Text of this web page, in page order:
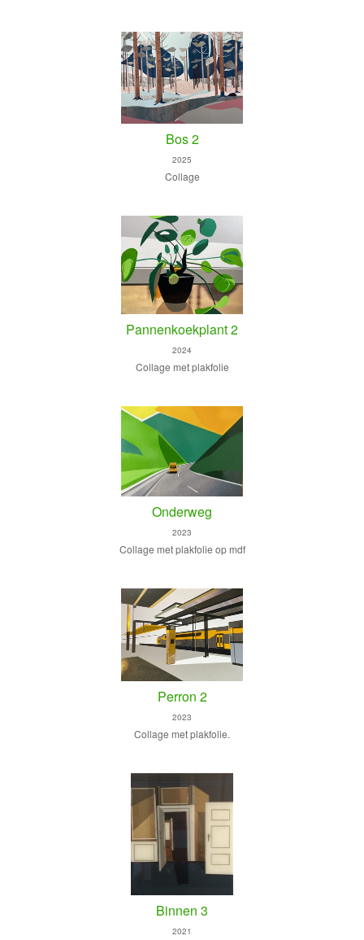
Bos 2
2025
Collage
Pannenkoekplant 2
2024
Collage met plakfolie
Onderweg
2023
Collage met plakfolie op mdf
Perron 2
2023
Collage met plakfolie.
Binnen 3
2021